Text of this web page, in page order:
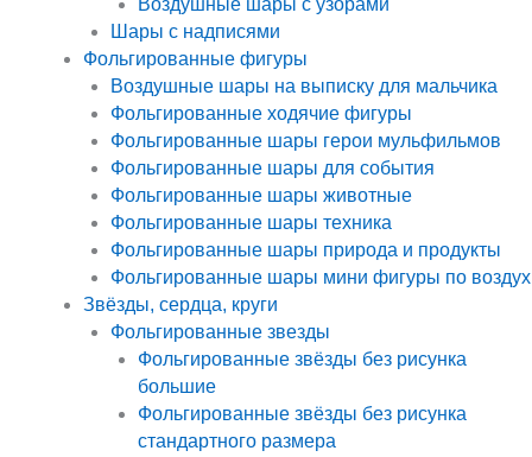
Воздушные шары с узорами
Шары с надписями
Фольгированные фигуры
Воздушные шары на выписку для мальчика
Фольгированные ходячие фигуры
Фольгированные шары герои мульфильмов
Фольгированные шары для события
Фольгированные шары животные
Фольгированные шары техника
Фольгированные шары природа и продукты
Фольгированные шары мини фигуры по воздух
Звёзды, сердца, круги
Фольгированные звезды
Фольгированные звёзды без рисунка
большие
Фольгированные звёзды без рисунка
стандартного размера